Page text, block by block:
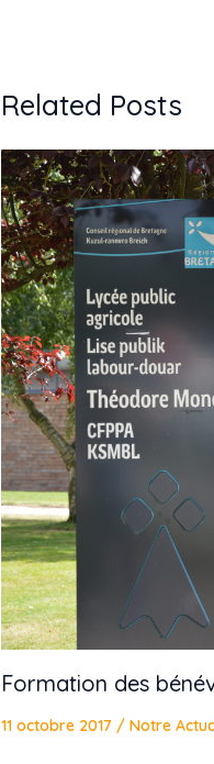
Related Posts
Formation des
11 octobre 2017 / Notre